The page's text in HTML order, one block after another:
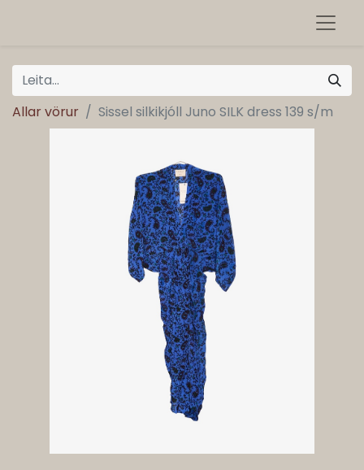
Allar vörur Sissel silkikjóll Juno SILK dress 139 s/m